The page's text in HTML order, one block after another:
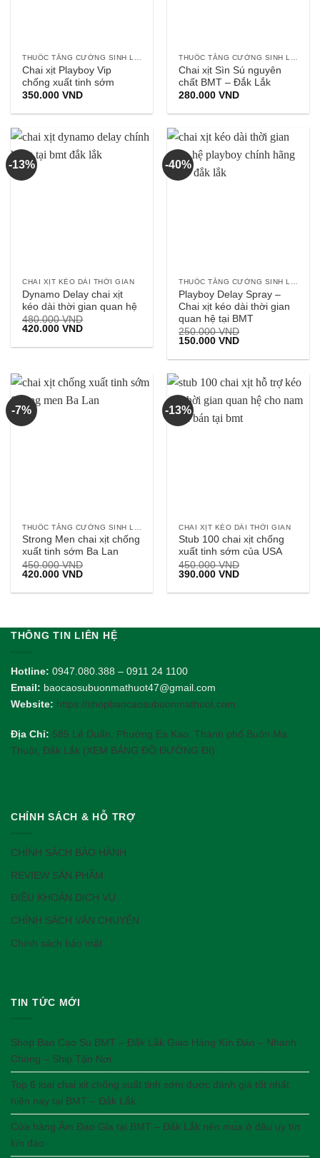
THUỐC TĂNG CƯỜNG SINH LÝ NAM
Chai xịt Playboy Vip
chống xuất tinh sớm
350.000VND
THUỐC TĂNG CƯỜNG SINH LÝ NAM
Chai xịt Sìn Sú nguyên
chất BMT – Đắk Lắk
280.000VND
-13%
CHAI XỊT KÉO DÀI THỜI GIAN
Dynamo Delay chai xịt
kéo dài thời gian quan hệ
480.000VND
Giá
là:
420.000VNDGiá
tại
-40%
Playboy Delay Spray –
Chai xịt kéo dài thời gian
quan hệ tại BMT
250.000VND
Giá
là:
150.000VNDGiá
tại
150.000 VND.
-7%
Strong Men chai xịt chống
xuất tinh sớm Ba Lan
450.000VND
Giá
là:
420.000VNDGiá
tại
-13%
CHAI XỊT KÉO DÀI THỜI GIAN
Stub 100 chai xịt chống
xuất tinh sớm của USA
450.000VND
Giá
là:
390.000VNDGiá
tại
THÔNG TIN LIÊN HỆ
Hotline: 0947.080.388 – 0911 24 1100
Email: baocaosubuonmathuot47@gmail.com
Website: https://shopbaocaosubuonmathuot.com
Địa Chỉ: 585 Lê Duẩn, Phường Ea Kao, Thành phố Buôn Ma
Thuột, Đắk Lắk (XEM BẢNG ĐỒ ĐƯỜNG ĐI)
CHÍNH SÁCH & HỖ TRỢ
CHÍNH SÁCH BẢO HÀNH
REVIEW SẢN PHẨM
ĐIỀU KHOẢN DỊCH VỤ
CHÍNH SÁCH VẬN CHUYỂN
Chính sách bảo mật
TIN TỨC MỚI
Shop Bao Cao Su BMT – Đắk Lắk Giao Hàng Kín Đáo – Nhanh
Chóng – Ship Tận Nơi
Top 6 loại chai xịt chống xuất tinh sớm được đánh giá tốt nhất
hiện nay tại BMT – Đắk Lắk
Cửa hàng Âm Đạo Gỉa tại BMT – Đắk Lắk nên mua ở đâu uy tín
kín đáo